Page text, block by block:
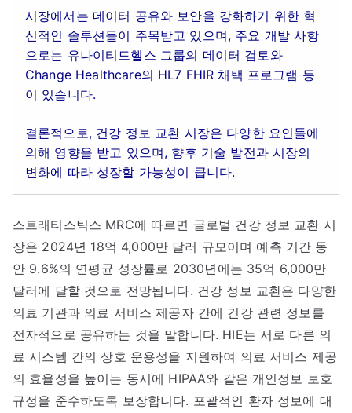
시장에서는 데이터 공유와 보안을 강화하기 위한 혁
신적인 솔루션들이 주목받고 있으며, 주요 개발 사항
으로는 유나이티드헬스 그룹의 데이터 검토와
Change Healthcare의 HL7 FHIR 채택 프로그램 등
이 있습니다.
결론적으로, 건강 정보 교환 시장은 다양한 요인들에
의해 영향을 받고 있으며, 향후 기술 발전과 시장의
변화에 따라 성장할 가능성이 큽니다.
스트래티스틱스 MRC에 따르면 글로벌 건강 정보 교환 시
장은 2024년 18억 4,000만 달러 규모이며 예측 기간 동
안 9.6%의 연평균 성장률로 2030년에는 35억 6,000만
달러에 달할 것으로 전망됩니다. 건강 정보 교환은 다양한
의료 기관과 의료 서비스 제공자 간에 건강 관련 정보를
전자적으로 공유하는 것을 말합니다. HIE는 서로 다른 의
료 시스템 간의 상호 운용성을 지원하여 의료 서비스 제공
의 효율성을 높이는 동시에 HIPAA와 같은 개인정보 보호
규정을 준수하도록 보장합니다. 포괄적인 환자 정보에 대